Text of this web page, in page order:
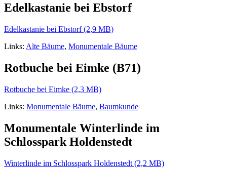
Edelkastanie bei Ebstorf
Edelkastanie bei Ebstorf (2,9 MB)
Links: Alte Bäume, Monumentale Bäume
Rotbuche bei Eimke (B71)
Rotbuche bei Eimke (2,3 MB)
Links: Monumentale Bäume, Baumkunde
Monumentale Winterlinde im
Schlosspark Holdenstedt
Winterlinde im Schlosspark Holdenstedt (2,2 MB)